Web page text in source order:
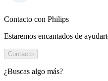
Contacto con Philips
Estaremos encantados de
Contacto
¿Buscas algo más?